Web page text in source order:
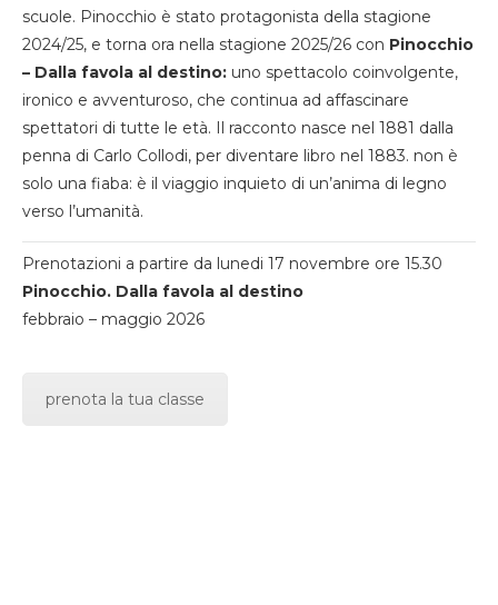
scuole. Pinocchio è stato protagonista della stagione
2024/25, e torna ora nella stagione 2025/26 con Pinocchio
– Dalla favola al destino: uno spettacolo coinvolgente,
ironico e avventuroso, che continua ad affascinare
spettatori di tutte le età. Il racconto nasce nel 1881 dalla
penna di Carlo Collodi, per diventare libro nel 1883. non è
solo una fiaba: è il viaggio inquieto di un’anima di legno
verso l’umanità.
Prenotazioni a partire da lunedi 17 novembre ore 15.30
Pinocchio. Dalla favola al destino
febbraio – maggio 2026
prenota la tua classe